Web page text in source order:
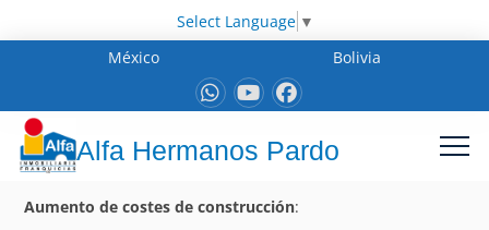
Select Language ▼
México
Bolivia
Alfa Hermanos Pardo
Aumento de costes de construcción: